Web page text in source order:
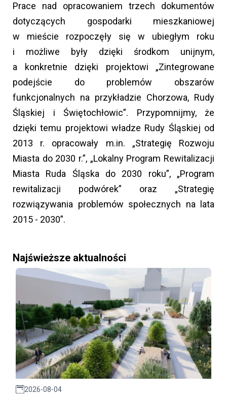
Prace nad opracowaniem trzech dokumentów
dotyczących gospodarki mieszkaniowej
w mieście rozpoczęły się w ubiegłym roku
i możliwe były dzięki środkom unijnym,
a konkretnie dzięki projektowi „Zintegrowane
podejście do problemów obszarów
funkcjonalnych na przykładzie Chorzowa, Rudy
Śląskiej i Świętochłowic”. Przypomnijmy, że
dzięki temu projektowi władze Rudy Śląskiej od
2013 r. opracowały m.in. „Strategię Rozwoju
Miasta do 2030 r.”, „Lokalny Program Rewitalizacji
Miasta Ruda Śląska do 2030 roku”, „Program
rewitalizacji podwórek” oraz „Strategię
rozwiązywania problemów społecznych na lata
2015 - 2030”.
Najświeższe aktualności
2026-08-04